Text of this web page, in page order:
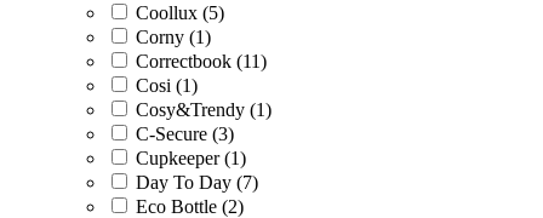
Coollux (5)
Corny (1)
Correctbook (11)
Cosi (1)
Cosy&Trendy (1)
C-Secure (3)
Cupkeeper (1)
Day To Day (7)
Eco Bottle (2)